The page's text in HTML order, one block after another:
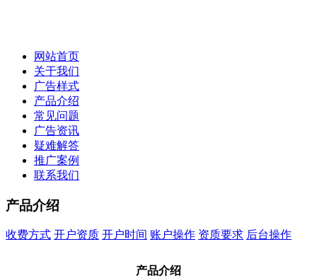
网站首页
关于我们
广告样式
产品介绍
常见问题
广告资讯
疑难解答
推广案例
联系我们
产品介绍
收费方式 开户资质 开户时间 账户操作 资质要求 后台操作
产品介绍